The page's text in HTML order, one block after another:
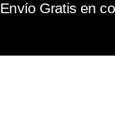
Envío Gratis en